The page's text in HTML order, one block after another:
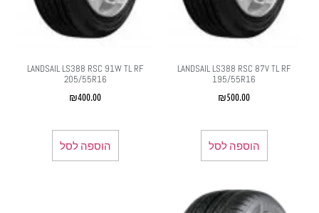
LANDSAIL LS388 RSC 87V TL RF
195/55R16
₪500.00
הוספה לסל
LANDSAIL LS388 RSC 91W TL RF
205/55R16
₪400.00
הוספה לסל